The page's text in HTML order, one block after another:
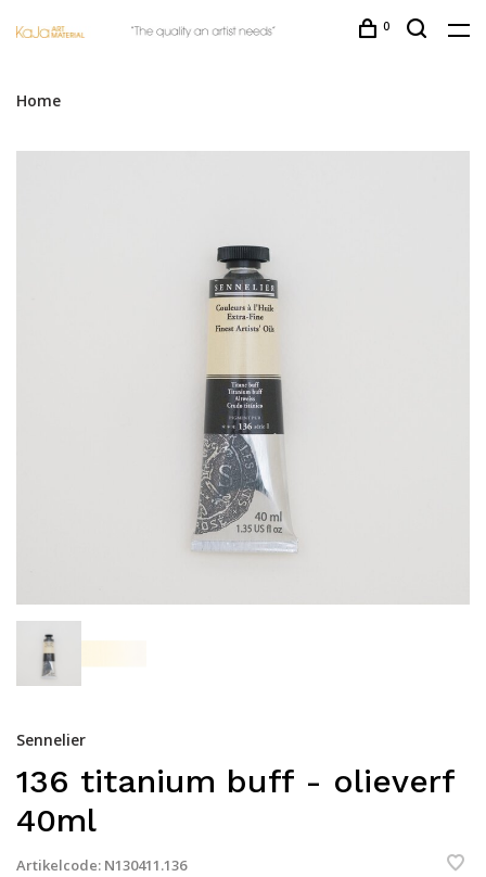
0
Home
Sennelier
136 titanium buff - olieverf
40ml
Artikelcode: N130411.136